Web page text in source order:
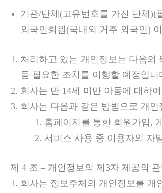
기관/단체(고유번호를 가진 단체)[
외국인회원(국내외 거주 외국인)
처리하고 있는 개인정보는 다음의
등 필요한 조치를 이행할 예정입니
회사는 만 14세 미만 아동에 대하
회사는 다음과 같은 방법으로 개인
홈페이지를 통한 회원가입,
서비스 사용 중 이용자의 자
제 4 조 – 개인정보의 제3자 제공의
회사는 정보주체의 개인정보를 개